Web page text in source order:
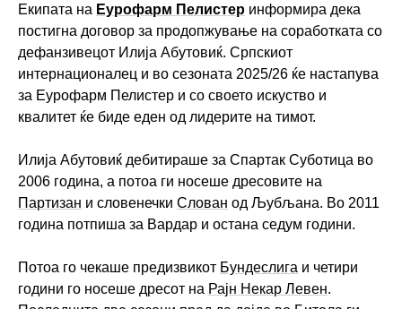
Екипата на Еурофарм Пелистер информира дека
постигна договор за продопжување на соработката со
дефанзивецот Илија Абутовиќ. Српскиот
интернационалец и во сезоната 2025/26 ќе настапува
за Еурофарм Пелистер и со своето искуство и
квалитет ќе биде еден од лидерите на тимот.
Илија Абутовиќ дебитираше за Спартак Суботица во
2006 година, а потоа ги носеше дресовите на
Партизан и словенечки Слован од Љубљана. Во 2011
година потпиша за Вардар и остана седум години.
Потоа го чекаше предизвикот Бундеслига и четири
години го носеше дресот на Рајн Некар Левен.